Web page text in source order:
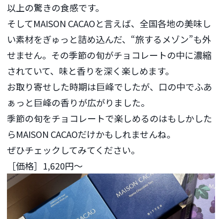
以上の驚きの食感です。
そしてMAISON CACAOと言えば、全国各地の美味し
い素材をぎゅっと詰め込んだ、“旅するメゾン”も外
せません。その季節の旬がチョコレートの中に濃縮
されていて、味と香りを深く楽しめます。
お取り寄せした時期は巨峰でしたが、口の中でふあ
ぁっと巨峰の香りが広がりました。
季節の旬をチョコレートで楽しめるのはもしかした
らMAISON CACAOだけかもしれませんね。
ぜひチェックしてみてください。
［価格］1,620円～